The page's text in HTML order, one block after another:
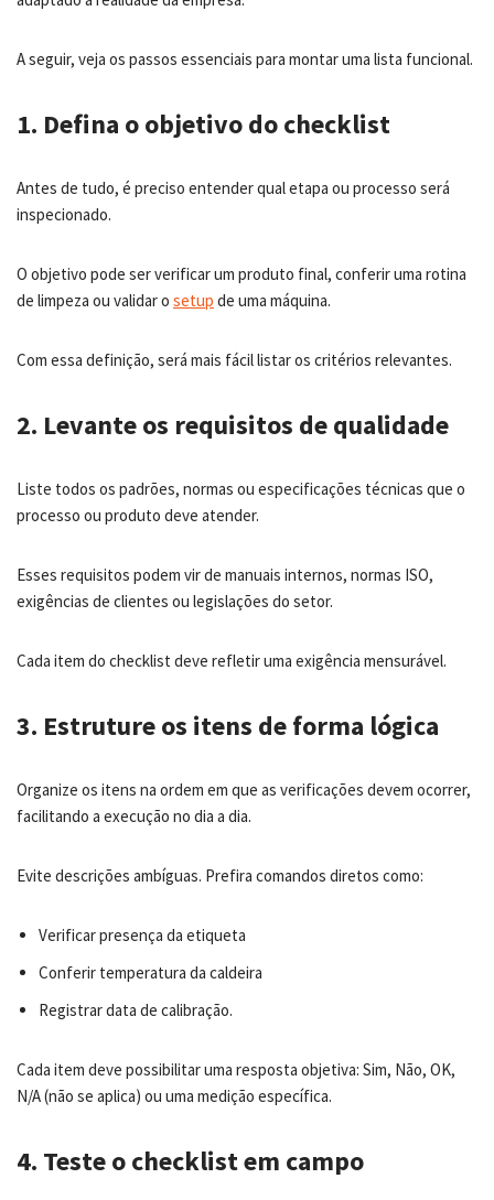
A seguir, veja os passos essenciais para montar uma lista funcional.
1. Defina o objetivo do checklist
Antes de tudo, é preciso entender qual etapa ou processo será
inspecionado.
O objetivo pode ser verificar um produto final, conferir uma rotina
de limpeza ou validar o setup de uma máquina.
Com essa definição, será mais fácil listar os critérios relevantes.
2. Levante os requisitos de qualidade
Liste todos os padrões, normas ou especificações técnicas que o
processo ou produto deve atender.
Esses requisitos podem vir de manuais internos, normas ISO,
exigências de clientes ou legislações do setor.
Cada item do checklist deve refletir uma exigência mensurável.
3. Estruture os itens de forma lógica
Organize os itens na ordem em que as verificações devem ocorrer,
facilitando a execução no dia a dia.
Evite descrições ambíguas. Prefira comandos diretos como:
Verificar presença da etiqueta
Conferir temperatura da caldeira
Registrar data de calibração.
Cada item deve possibilitar uma resposta objetiva: Sim, Não, OK,
N/A (não se aplica) ou uma medição específica.
4. Teste o checklist em campo